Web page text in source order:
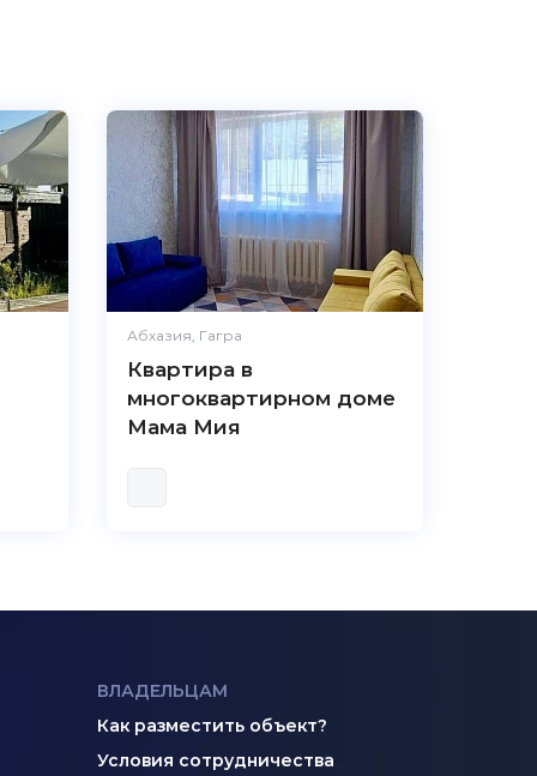
Абхазия, Гагра
Квартира в
многоквартирном доме
Мама Мия
ВЛАДЕЛЬЦАМ
Как разместить объект?
Условия сотрудничества